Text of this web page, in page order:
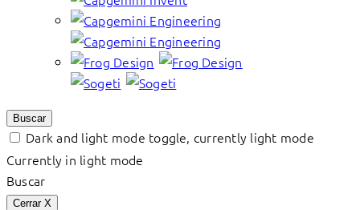
Buscar
Dark and light mode toggle, currently light mode
Currently in light mode
Buscar
Cerrar X